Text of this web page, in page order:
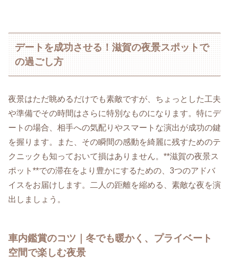
デートを成功させる！滋賀の夜景スポットで
の過ごし方
夜景はただ眺めるだけでも素敵ですが、ちょっとした工夫
や準備でその時間はさらに特別なものになります。特にデ
ートの場合、相手への気配りやスマートな演出が成功の鍵
を握ります。また、その瞬間の感動を綺麗に残すためのテ
クニックも知っておいて損はありません。**滋賀の夜景ス
ポット**での滞在をより豊かにするための、3つのアドバ
イスをお届けします。二人の距離を縮める、素敵な夜を演
出しましょう。
車内鑑賞のコツ｜冬でも暖かく、プライベート
空間で楽しむ夜景